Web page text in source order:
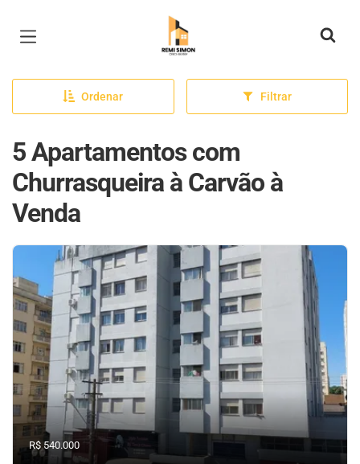
Página inicial
Ordenar Filtrar
5 Apartamentos com
Churrasqueira à Carvão à
Venda
R$ 540.000